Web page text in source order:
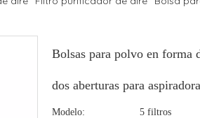
Bolsas para polvo en forma
dos aberturas para
Modelo:
5 filtros